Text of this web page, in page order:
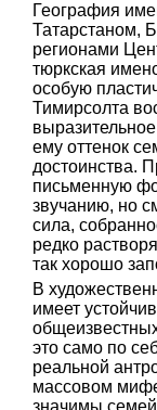
География
Татарстаном,
регионами
тюркская
особую
Тимирсолта
ему оттенок
достоинства.
письменную
звучанию, но
сила,
редко
так хорошо
В
имеет
это само по
реальной
массовом
значимы